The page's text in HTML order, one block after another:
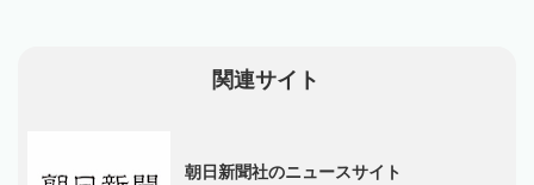
関連サイト
朝日新聞社のニュースサイト